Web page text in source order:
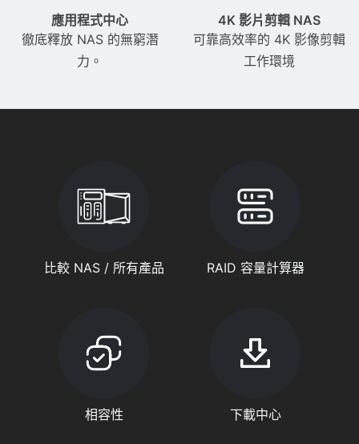
應用程式中心
徹底釋放 NAS 的無窮潛
力。
4K 影片剪輯 NAS
可靠高效率的 4K 影像剪輯
工作環境
比較 NAS / 所有產品 RAID 容量計算器
相容性 下載中心